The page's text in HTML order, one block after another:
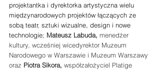
projektantka i dyrektorka artystyczna wielu
międzynarodowych projektów łączących ze
sobą teatr, sztuki wizualne, design i nowe
technologie; Mateusz Labuda, menedżer
kultury, wcześniej wicedyrektor Muzeum
Narodowego w Warszawie i Muzeum Warszawy
oraz Piotra Sikora, współzałożyciel Platige